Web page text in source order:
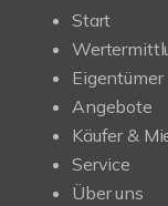
Start
Eigentümer
Angebote
Käufer &
Service
Über uns